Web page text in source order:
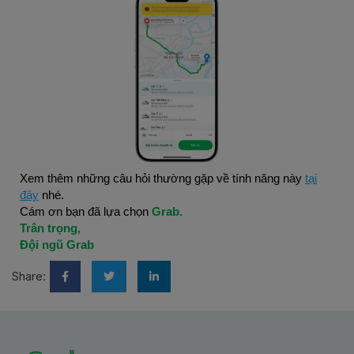
Xem thêm những câu hỏi thường gặp về tính năng này tại
đây nhé.
Cám ơn bạn đã lựa chọn Grab.
Trân trọng,
Đội ngũ Grab
Share: